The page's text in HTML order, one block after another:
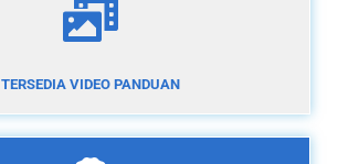
TERSEDIA VIDEO PANDUAN